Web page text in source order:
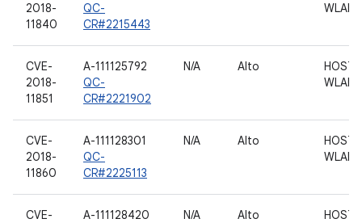
2018-
11840
QC-
CR#2215443
WLAN
CVE-
2018-
11851
A-111125792
QC-
CR#2221902
N/A Alto
HOST
WLAN
CVE-
2018-
11860
A-111128301
QC-
CR#2225113
N/A Alto
HOST
WLAN
CVE-
A-111128420
N/A Alto
HOST